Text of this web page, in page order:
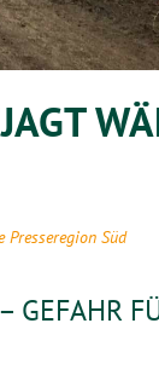
Presseregion Süd
GEFAHR